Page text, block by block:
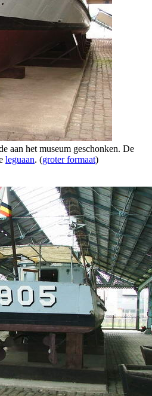
aan het museum geschonken. De
leguaan. (groter formaat)